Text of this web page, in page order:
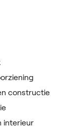
constructie
interieur